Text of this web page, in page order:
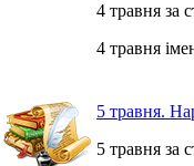
4 травня за
4 травня
5 травня.
5 травня за